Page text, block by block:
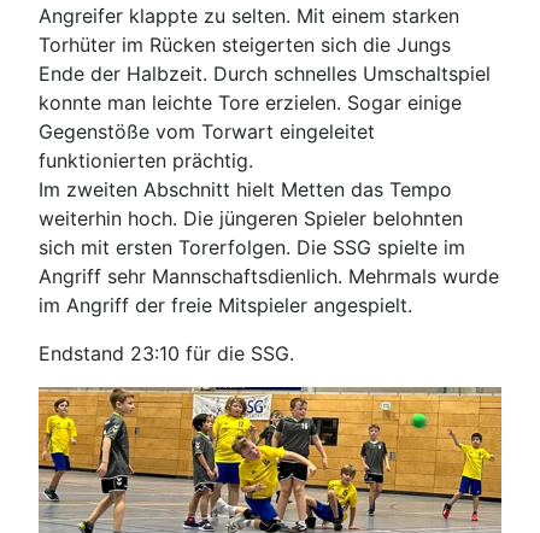
Angreifer klappte zu selten. Mit einem starken
Torhüter im Rücken steigerten sich die Jungs
Ende der Halbzeit. Durch schnelles Umschaltspiel
konnte man leichte Tore erzielen. Sogar einige
Gegenstöße vom Torwart eingeleitet
funktionierten prächtig.
Im zweiten Abschnitt hielt Metten das Tempo
weiterhin hoch. Die jüngeren Spieler belohnten
sich mit ersten Torerfolgen. Die SSG spielte im
Angriff sehr Mannschaftsdienlich. Mehrmals wurde
im Angriff der freie Mitspieler angespielt.
Endstand 23:10 für die SSG.